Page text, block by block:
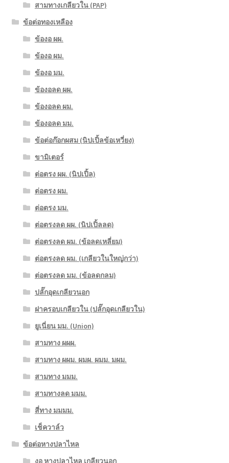
สามทางเกลียวใน (PAP)
ข้อต่อทองเหลือง
ข้องอ ผผ.
ข้องอ ผม.
ข้องอ มม.
ข้องอลด ผผ.
ข้องอลด ผม.
ข้องอลด มม.
ข้อต่อก๊อกผสม (นิปเปิ้ลข้อเหวี่ยง)
ขามิเตอร์
ต่อตรง ผผ. (นิปเปิ้ล)
ต่อตรง ผม.
ต่อตรง มม.
ต่อตรงลด ผผ. (นิปเปิ้ลลด)
ต่อตรงลด ผม. (ข้อลดเหลี่ยม)
ต่อตรงลด ผม. (เกลียวในใหญ่กว่า)
ต่อตรงลด มม. (ข้อลดกลม)
ปลั๊กอุดเกลียวนอก
ฝาครอบเกลียวใน (ปลั๊กอุดเกลียวใน)
ยูเนี่ยน มม. (Union)
สามทาง ผผผ.
สามทาง ผผม. ผมผ. ผมม. มผม.
สามทาง มมม.
สามทางลด มมม.
สี่ทาง มมมม.
เช็ควาล์ว
ข้อต่อหางปลาไหล
งอ หางปลาไหล เกลียวนอก